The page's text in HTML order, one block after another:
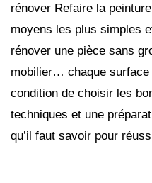
rénover Refaire la
moyens les plus simples
rénover une pièce sans
mobilier… chaque surface
condition de choisir les
techniques et une
qu’il faut savoir pour